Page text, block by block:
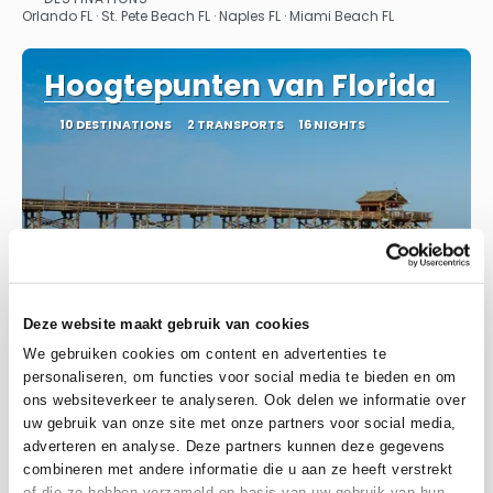
Deze website maakt gebruik van cookies
We gebruiken cookies om content en advertenties te
personaliseren, om functies voor social media te bieden en om
ons websiteverkeer te analyseren. Ook delen we informatie over
uw gebruik van onze site met onze partners voor social media,
adverteren en analyse. Deze partners kunnen deze gegevens
combineren met andere informatie die u aan ze heeft verstrekt
See
Orlando FL · St. Pete Beach FL · Naples FL · Miami Beach FL
Hoogtepunten van Florida
10 DESTINATIONS 2 TRANSPORTS 16 NIGHTS
From